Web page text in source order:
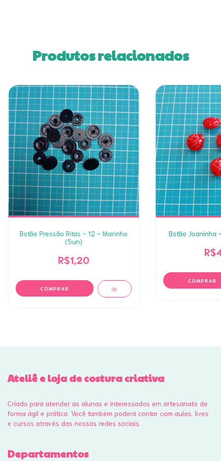
Produtos relacionados
Botão Pressão Ritas - 12 - Marinho
(5un)
R$1,20
Botão Joaninha
Ateliê e loja de costura criativa
Criado para atender as alunas e interessados em artesanato de
forma ágil e prática. Você também poderá contar com aulas, lives
e cursos através das nossas redes sociais.
Departamentos